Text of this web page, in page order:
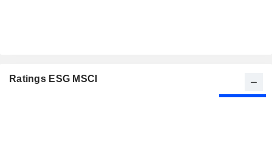
Ratings ESG MSCI